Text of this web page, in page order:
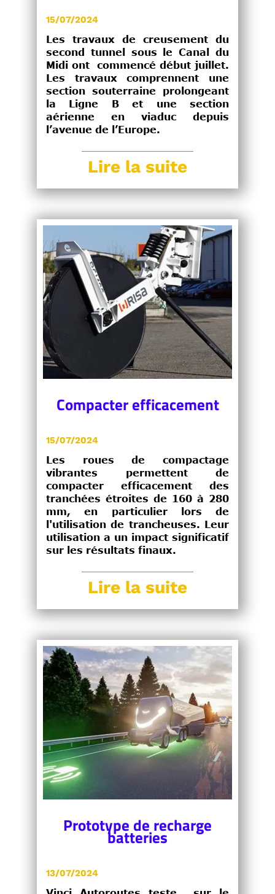
15/07/2024
Les travaux de creusement du
second tunnel sous le Canal du
Midi ont commencé début juillet.
Les travaux comprennent une
section souterraine prolongeant
la Ligne B et une section
aérienne en viaduc depuis
l’avenue de l’Europe.
Lire la suite
Compacter efficacement
15/07/2024
Les roues de compactage
vibrantes permettent de
compacter efficacement des
tranchées étroites de 160 à 280
mm, en particulier lors de
l'utilisation de trancheuses. Leur
utilisation a un impact significatif
sur les résultats finaux.
Lire la suite
Prototype de recharge
batteries
13/07/2024